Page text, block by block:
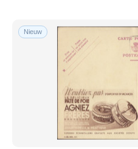
Nieuw